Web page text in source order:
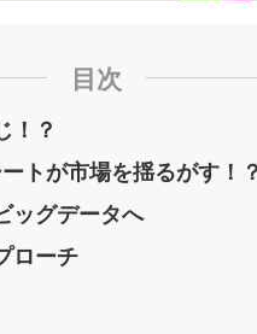
目次
！？
トが市場を揺るがす！？
ッグデータへ
ローチ